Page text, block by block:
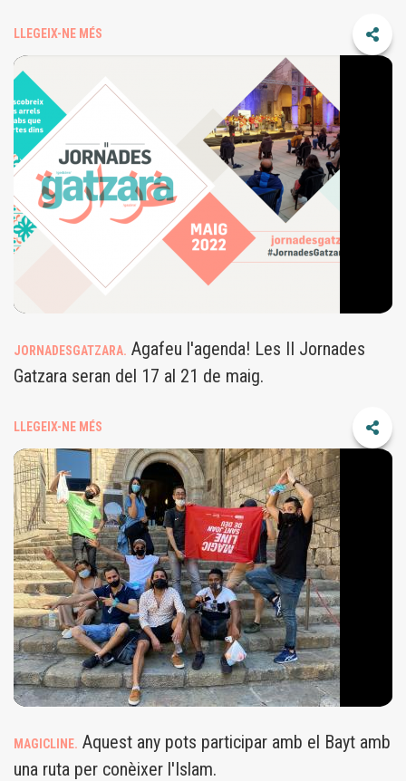
LLEGEIX-NE MÉS
GATZARA.PNG
JORNADESGATZARA. Agafeu l'agenda! Les II Jornades
Gatzara seran del 17 al 21 de maig.
LLEGEIX-NE MÉS
ML.JPG
MAGICLINE. Aquest any pots participar amb el Bayt amb
una ruta per conèixer l'Islam.